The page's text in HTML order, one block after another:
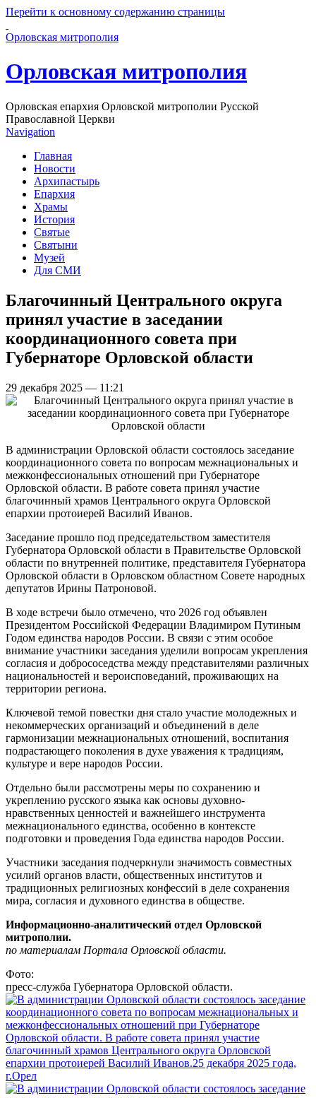
Перейти к основному содержанию страницы
Орловская митрополия
Орловская митрополия
Орловская епархия Орловской митрополии Русской
Православной Церкви
Navigation
Главная
Новости
Архипастырь
Епархия
Храмы
История
Святые
Святыни
Музей
Для СМИ
Благочинный Центрального округа
принял участие в заседании
координационного совета при
Губернаторе Орловской области
29 декабря 2025 — 11:21
В администрации Орловской области состоялось заседание
координационного совета по вопросам межнациональных и
межконфессиональных отношений при Губернаторе
Орловской области. В работе совета принял участие
благочинный храмов Центрального округа Орловской
епархии протоиерей Василий Иванов.
Заседание прошло под председательством заместителя
Губернатора Орловской области в Правительстве Орловской
области по внутренней политике, представителя Губернатора
Орловской области в Орловском областном Совете народных
депутатов Ирины Патроновой.
В ходе встречи было отмечено, что 2026 год объявлен
Президентом Российской Федерации Владимиром Путиным
Годом единства народов России. В связи с этим особое
внимание участники заседания уделили вопросам укрепления
согласия и добрососедства между представителями различных
национальностей и вероисповеданий, проживающих на
территории региона.
Ключевой темой повестки дня стало участие молодежных и
некоммерческих организаций и объединений в деле
гармонизации межнациональных отношений, воспитания
подрастающего поколения в духе уважения к традициям,
культуре и вере народов России.
Отдельно были рассмотрены меры по сохранению и
укреплению русского языка как основы духовно-
нравственных ценностей и важнейшего инструмента
межнационального единства, особенно в контексте
подготовки и проведения Года единства народов России.
Участники заседания подчеркнули значимость совместных
усилий органов власти, общественных институтов и
традиционных религиозных конфессий в деле сохранения
мира, согласия и духовного единства в обществе.
Информационно-аналитический отдел Орловской
митрополии.
по материалам Портала Орловской области.
Фото:
пресс-служба Губернатора Орловской области.